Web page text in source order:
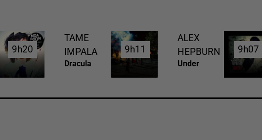
9h20
9h20
TAME
IMPALA
Dracula
9h11
9h11
ALEX
HEPBURN
Under
9h07
9h07